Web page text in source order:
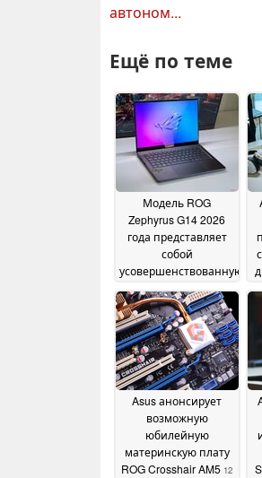
автоном...
Ещё по теме
Модель ROG
Zephyrus G14 2026
года представляет
собой
усовершенствованную
модель 2025 года,
которая стоит на 600
долларов дешевле,
по-прежнему
остается очень
хорошим выбором23
June 2026
Asus анонсирует
возможную
юбилейную
материнскую плату
ROG Crosshair AM5 12